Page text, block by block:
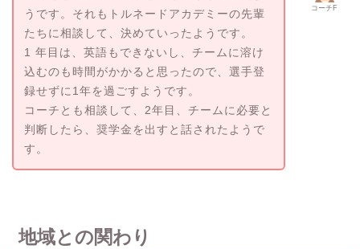
コーチF
うです。それもトルネードアカデミーの先輩
たちに相談して、決めていったようです。
1 年目は、英語もできないし、チームに溶け
込むのも時間がかかると思ったので、選手登
録せずに1年を過ごすようです。
コーチとも相談して、2年目、チームに必要と
判断したら、奨学金を出すと話されたようで
す。
地域との関わり